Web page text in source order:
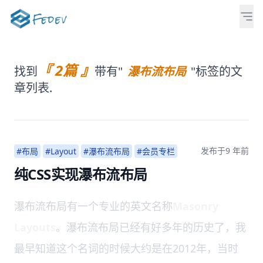
找到 『 2篇 』 带有" 瀑布流布局 "标签的文
章列表.
#布局 #Layout #瀑布流布局 #会员专栏 发布于9 年前
纯CSS实现瀑布流布局
瀑布流布局有一个专业的英文名称
。瀑布流布局已经有好多年的历史了，我
最早知道这个名词的时候大约是在2012年，当时